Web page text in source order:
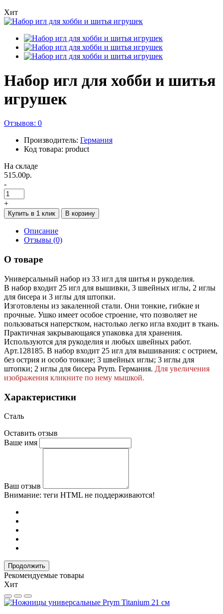
Хит
Набор игл для хобби и шитья
игрушек
Отзывов: 0
Производитель: Германия
Код товара: product
На складе
515.00р.
-
+
Купить в 1 клик В корзину
Описание
Отзывы (0)
О товаре
Универсальный набор из 33 игл для шитья и рукоделия.
В набор входит 25 игл для вышивки, 3 швейных иглы, 2 иглы
для бисера и 3 иглы для штопки.
Изготовлены из закаленной стали. Они тонкие, гибкие и
прочные. Ушко имеет особое строение, что позволяет не
пользоваться наперстком, настолько легко игла входит в ткань.
Практичная закрывающаяся упаковка для хранения.
Используются для рукоделия и любых швейных работ.
Арт.128185. В набор входит 25 игл для вышивания: с острием,
без острия и особо тонкие; 3 швейных иглы; 3 иглы для
штопки; 2 иглы для бисера Prym. Германия. Для увеличения
изображения кликните по нему мышкой.
Характеристики
Сталь
Оставить отзыв
Ваше имя
Ваш отзыв
Внимание: теги HTML не поддерживаются!
Продолжить
Рекомендуемые товары
Хит